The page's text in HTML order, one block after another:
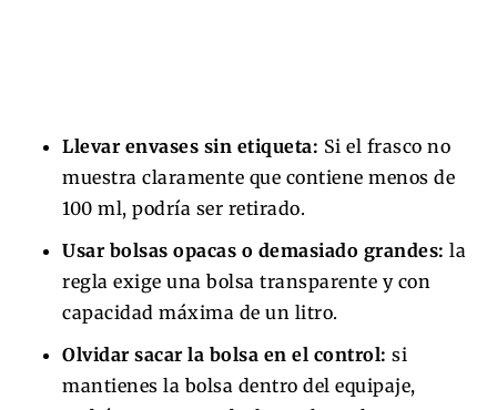
Llevar envases sin etiqueta: Si el frasco no
muestra claramente que contiene menos de
100 ml, podría ser retirado.
Usar bolsas opacas o demasiado grandes: la
regla exige una bolsa transparente y con
capacidad máxima de un litro.
Olvidar sacar la bolsa en el control: si
mantienes la bolsa dentro del equipaje,